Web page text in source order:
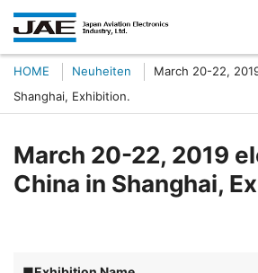
HOME Neuheiten
March 20-22,
Shanghai, Exhibition.
March 20-22, 2019
China in Shanghai,